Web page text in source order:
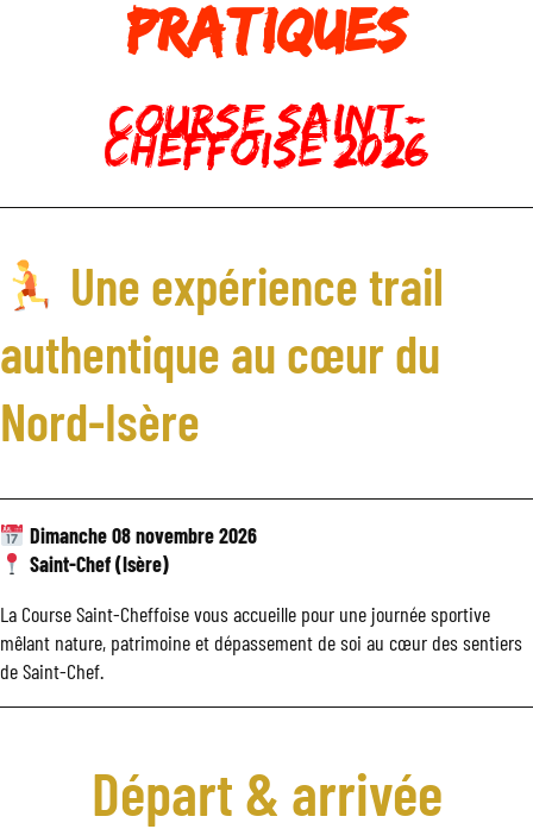
pratiques
Course Saint-
Cheffoise 2026
Une expérience trail
authentique au cœur du
Nord-Isère
Dimanche 08 novembre 2026
Saint-Chef (Isère)
La Course Saint-Cheffoise vous accueille pour une journée sportive
mêlant nature, patrimoine et dépassement de soi au cœur des sentiers
de Saint-Chef.
Départ & arrivée